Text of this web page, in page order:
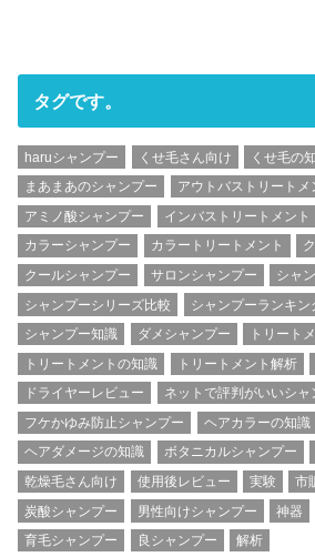
タグです。
haruシャンプー くせ毛さん向け くせ毛の
まあまあのシャンプー
アウトバストリートメ
アミノ酸シャンプー
インバストリートメント
カラーシャンプー
カラートリートメント
クールシャンプー
サロンシャンプー
シャ
シャンプーシリーズ比較
シャンプーランキン
シャンプー知識
ダメシャンプー
トリート
トリートメントの知識
トリートメント解析
ドライヤーレビュー
ネットで評判がいいシャ
フケかゆみ防止シャンプー
ヘアカラーの知識
ヘアダメージの知識
ボタニカルシャンプー
乾燥毛さん向け
使用後レビュー 実験
市
炭酸シャンプー
男性向けシャンプー 神器
育毛シャンプー
良シャンプー 解析